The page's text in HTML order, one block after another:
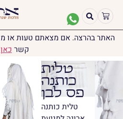
האתר בהרצה. אם מצאתם טעות או
קשרכאן
יודאיקה/
טלית
כותנה
פס לבן
טלית כותנה